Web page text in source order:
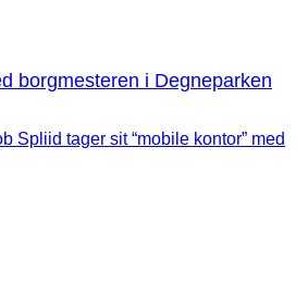
borgmesteren i Degneparken
Spliid tager sit “mobile kontor” med